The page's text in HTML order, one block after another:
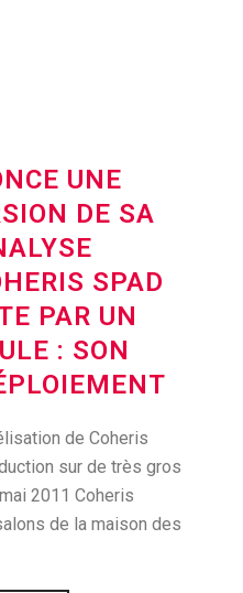
UNE
DE SA
SPAD
PAR UN
: SON
de Coheris
sur de très gros
2011 Coheris
de la maison des